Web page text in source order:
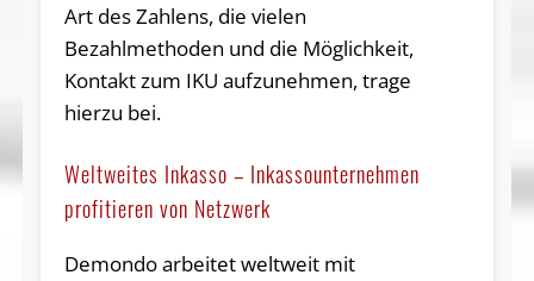
Art des Zahlens, die vielen
Bezahlmethoden und die Möglichkeit,
Kontakt zum IKU aufzunehmen, trage
hierzu bei.
Weltweites Inkasso – Inkassounternehmen
profitieren von Netzwerk
Demondo arbeitet weltweit mit